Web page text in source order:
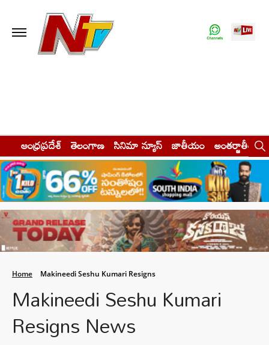
ఆంధ్రప్రదేశ్ తెలంగాణ సినిమా న్యూస్ జాతీయం అంతర్జాతీయం
Home Makineedi Seshu Kumari Resigns
Makineedi Seshu Kumari
Resigns News